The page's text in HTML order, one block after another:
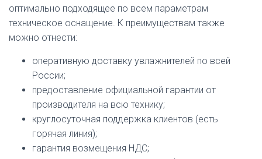
оптимально подходящее по всем параметрам
техническое оснащение. К преимуществам также
можно отнести:
оперативную доставку увлажнителей по всей
России;
предоставление официальной гарантии от
производителя на всю технику;
круглосуточная поддержка клиентов (есть
горячая линия);
гарантия возмещения НДС;